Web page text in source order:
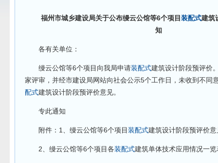
福州市城乡建设局关于公布缦云公馆等6个项目装配式建筑
知
各有关单位：
缦云公馆等6个项目向我局申请装配式建筑设计阶段预评价
家评审，并经市建设局网站向社会公示5个工作日，未收到不同
配式建筑设计阶段预评价意见。
专此通知
附件：1、缦云公馆等6个项目装配式建筑设计阶段预评价
2、缦云公馆等6个项目各装配式建筑单体技术应用情况一览